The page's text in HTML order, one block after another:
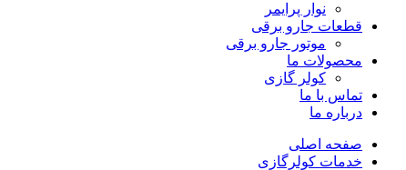
نوار پرایمر
قطعات جارو برقی
موتور جارو برقی
محصولات ما
کولر گازی
تماس با ما
درباره ما
صفحه اصلی
خدمات کولرگازی